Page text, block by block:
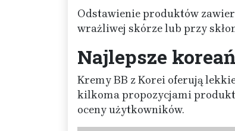
Odstawienie produktów
wrażliwej skórze lub przy
Najlepsze
Kremy BB z Korei oferują
kilkoma propozycjami
oceny użytkowników.